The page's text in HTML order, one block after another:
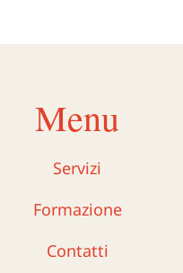
Menu
Servizi
Formazione
Contatti